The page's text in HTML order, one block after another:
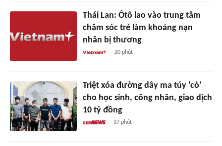
Thái Lan: Ôtô lao vào trung tâm
chăm sóc trẻ làm khoảng nạn
nhân bị thương
20 phút
Triệt xóa đường dây ma túy 'cỏ'
cho học sinh, công nhân, giao dịch
10 tỷ đồng
37 phút